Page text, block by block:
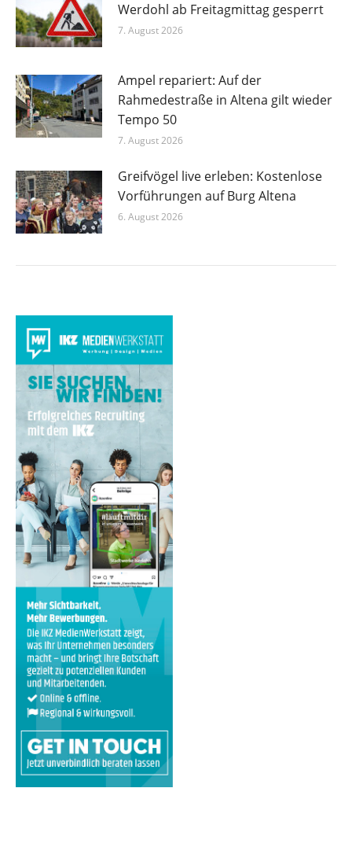
Werdohl ab Freitagmittag gesperrt
7. August 2026
Ampel repariert: Auf der
Rahmedestraße in Altena gilt wieder
Tempo 50
7. August 2026
Greifvögel live erleben: Kostenlose
Vorführungen auf Burg Altena
6. August 2026